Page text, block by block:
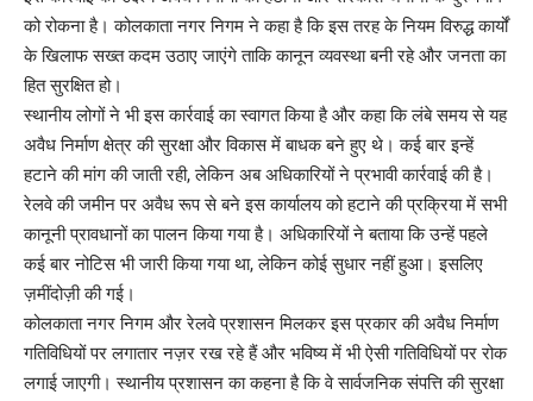
को रोकना है। कोलकाता नगर निगम ने कहा है कि इस तरह के नियम विरुद्ध कार्यों
के खिलाफ सख्त कदम उठाए जाएंगे ताकि कानून व्यवस्था बनी रहे और जनता का
हित सुरक्षित हो।
स्थानीय लोगों ने भी इस कार्रवाई का स्वागत किया है और कहा कि लंबे समय से यह
अवैध निर्माण क्षेत्र की सुरक्षा और विकास में बाधक बने हुए थे। कई बार इन्हें
हटाने की मांग की जाती रही, लेकिन अब अधिकारियों ने प्रभावी कार्रवाई की है।
रेलवे की जमीन पर अवैध रूप से बने इस कार्यालय को हटाने की प्रक्रिया में सभी
कानूनी प्रावधानों का पालन किया गया है। अधिकारियों ने बताया कि उन्हें पहले
कई बार नोटिस भी जारी किया गया था, लेकिन कोई सुधार नहीं हुआ। इसलिए
ज़मींदोज़ी की गई।
कोलकाता नगर निगम और रेलवे प्रशासन मिलकर इस प्रकार की अवैध निर्माण
गतिविधियों पर लगातार नज़र रख रहे हैं और भविष्य में भी ऐसी गतिविधियों पर रोक
लगाई जाएगी। स्थानीय प्रशासन का कहना है कि वे सार्वजनिक संपत्ति की सुरक्षा